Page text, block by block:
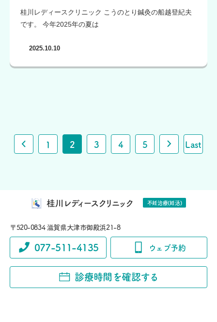
桂川レディースクリニック こうのとり鍼灸の船越登紀夫
です。 今年2025年の夏は
2025.10.10
1 2 3 4 5 Last
桂川レディースクリニック 不妊治療(妊活)
〒520-0834 滋賀県大津市御殿浜21-8
077-511-4135 ウェブ予約
診療時間を確認する